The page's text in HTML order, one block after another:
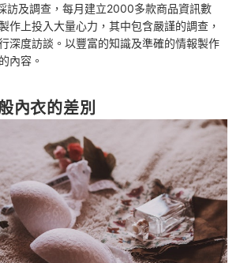
題
是什麼？
洗？
訪及調查，每月建立2000多款商品資訊數
作上投入大量心力，其中包含嚴謹的調查，
深度訪談。以豐富的知識及準確的情報製作
內容。
內衣的差別